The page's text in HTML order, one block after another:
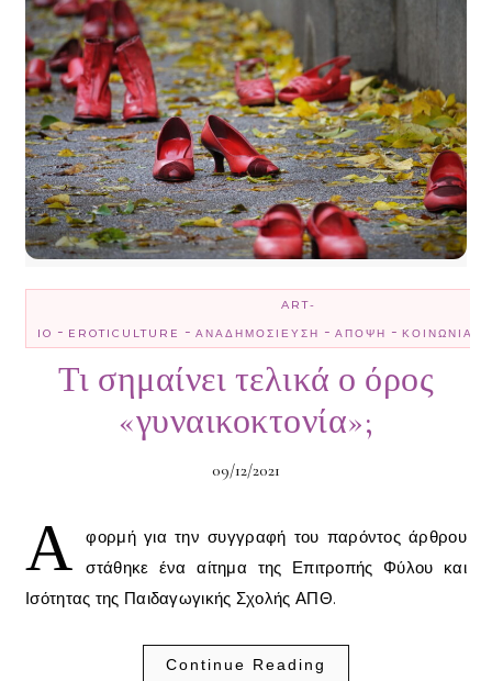
ART-
IO - EROTICULTURE - ΑΝΑΔΗΜΟΣΊΕΥΣΗ - ΆΠΟΨΗ - ΚΟΙΝΩΝΊΑ
Τι σημαίνει τελικά ο όρος
«γυναικοκτονία»;
09/12/2021
Α
φορμή για την συγγραφή του παρόντος άρθρου
στάθηκε ένα αίτημα της Επιτροπής Φύλου και
Ισότητας της Παιδαγωγικής Σχολής ΑΠΘ.
Continue Reading